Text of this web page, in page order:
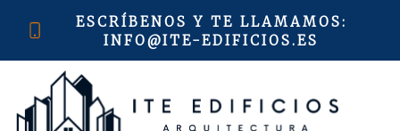
ESCRÍBENOS Y TE LLAMAMOS:
INFO@ITE-EDIFICIOS.ES